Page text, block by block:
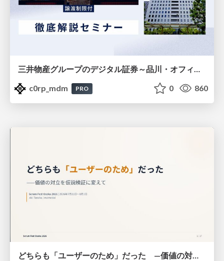
三井物産グループのデジタル証券～品川・オフィス＆ホテル～徹底解説セミナー
c0rp_mdm
PRO 0 860
どちらも「ユーザーのため」だった —価値の対立を仮説検証に変えて #Scrumfest Osaka 2026